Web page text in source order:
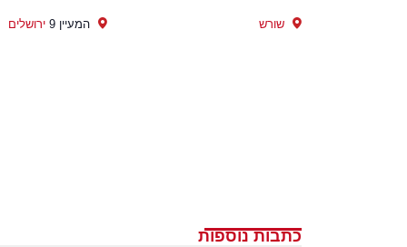
שורש המעיין 9 ירושלים
כתבות נוספות